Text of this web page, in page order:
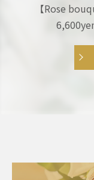
【アレンジメ
5,500円